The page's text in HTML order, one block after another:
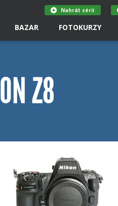
BAZAR FOTOKURZY
Nahrát sérii
Z8